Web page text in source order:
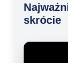
skrócie